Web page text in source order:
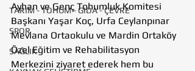
TARIM - TOHUM - GIDA - ÇEVRE
SPOR
SAĞLIK
Ayhan ve Genç Tohumluk Komitesi
Başkanı Yaşar Koç, Urfa Ceylanpınar
Mevlana Ortaokulu ve Mardin Ortaköy
Özel Eğitim ve Rehabilitasyon
Merkezini ziyaret ederek hem bu